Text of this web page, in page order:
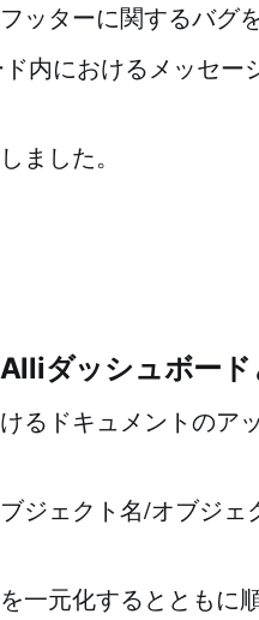
ッターに関するバグ
ド内におけるメッセ
ました。
ダッシュボード
るドキュメントのア
ジェクト名/オブジェ
一元化するとともに